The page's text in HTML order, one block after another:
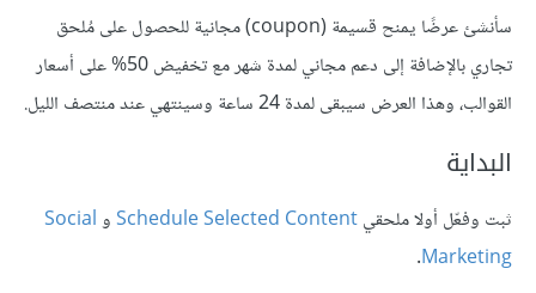
سأنشئ عرضًا يمنح قسيمة (coupon) مجانية للحصول على مُلحق
تجاري بالإضافة إلى دعم مجاني لمدة شهر مع تخفيض 50% على أسعار
القوالب، وهذا العرض سيبقى لمدة 24 ساعة وسينتهي عند منتصف الليل.
البداية
ثبت وفعّل أولا ملحقيSchedule Selected ContentوSocial
Marketing
.